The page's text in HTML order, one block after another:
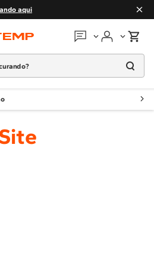
aqui
podemos
Brastemp